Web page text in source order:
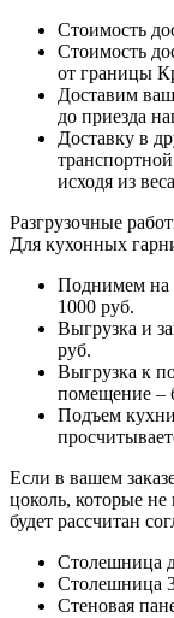
Стоимость
Стоимость
от границы
Доставим ваш
до приезда
Доставку в
исходя из
Разгрузочные
Для кухонных
Поднимем на
1000 руб.
Выгрузка и
руб.
Выгрузка к
помещение –
Подъем
Если в вашем
цоколь, которые
будет рассчитан
Столешница
Столешница
Стеновая